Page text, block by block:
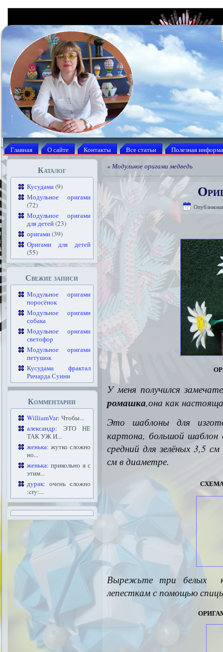
Главная О сайте Контакты Все статьи Полезная
Каталог
Кусудама(9)
Модульное оригами
(72)
Модульное оригами
для детей(23)
оригами(39)
Оригами для детей
(55)
Свежие записи
Модульное оригами
поросёнок
Модульное оригами
собака
Модульное оригами
светофор
Модульное оригами
петушок
Кусудама фрактал
Ричарда Суини
Комментарии
WilliamVar: Чтобы...
александр: ЭТО НЕ
ТАК УЖ И...
женька: жутко сложно
но...
женька: прикольно я с
этим...
дурак: очень сложно
:cry:...
«Модульное оригами медведь
У меня получился
ромашка,она как
Это шаблоны для
картона, большой шаблон
средний для зелёных 3,5
см в диаметре.
Вырежьте три белых
лепесткам с помощью